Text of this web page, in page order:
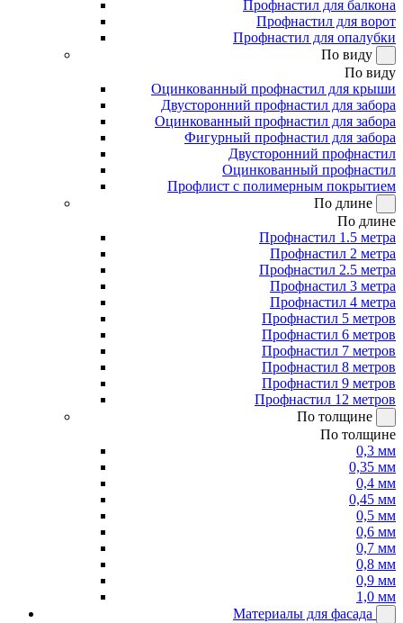
Профнастил для балкона
Профнастил для ворот
Профнастил для опалубки
По виду
По виду
Оцинкованный профнастил для крыши
Двусторонний профнастил для забора
Оцинкованный профнастил для забора
Фигурный профнастил для забора
Двусторонний профнастил
Оцинкованный профнастил
Профлист с полимерным покрытием
По длине
По длине
Профнастил 1.5 метра
Профнастил 2 метра
Профнастил 2.5 метра
Профнастил 3 метра
Профнастил 4 метра
Профнастил 5 метров
Профнастил 6 метров
Профнастил 7 метров
Профнастил 8 метров
Профнастил 9 метров
Профнастил 12 метров
По толщине
По толщине
0,3 мм
0,35 мм
0,4 мм
0,45 мм
0,5 мм
0,6 мм
0,7 мм
0,8 мм
0,9 мм
1,0 мм
Материалы для фасада